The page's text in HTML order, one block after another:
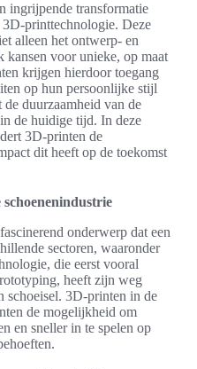
ingrijpende transformatie
printtechnologie. Deze
alleen het ontwerp- en
kansen voor unieke, op maat
krijgen hierdoor toegang
op hun persoonlijke stijl
duurzaamheid van de
de huidige tijd. In deze
3D-printen de
dit heeft op de toekomst
onderwerp dat een
sectoren, waaronder
die eerst vooral
heeft zijn weg
schoeisel. 3D-printen in de
de mogelijkheid om
en sneller in te spelen op